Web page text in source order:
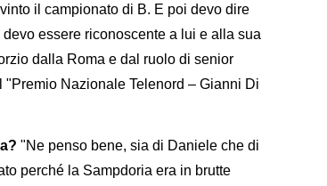
il campionato di B. E poi devo dire
essere riconoscente a lui e alla sua
dalla Roma e dal ruolo di senior
Nazionale Telenord – Gianni Di
"Ne penso bene, sia di Daniele che di
perché la Sampdoria era in brutte